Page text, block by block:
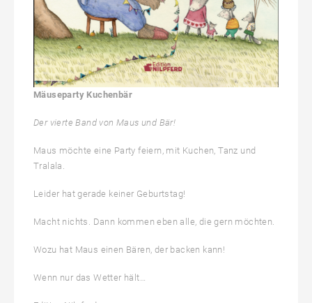
Mäuseparty Kuchenbär
Der vierte Band von Maus und Bär!
Maus möchte eine Party feiern, mit Kuchen, Tanz und
Tralala.
Leider hat gerade keiner Geburtstag!
Macht nichts. Dann kommen eben alle, die gern möchten.
Wozu hat Maus einen Bären, der backen kann!
Wenn nur das Wetter hält…